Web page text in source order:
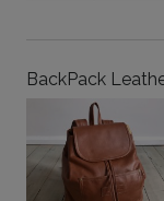
BackPack